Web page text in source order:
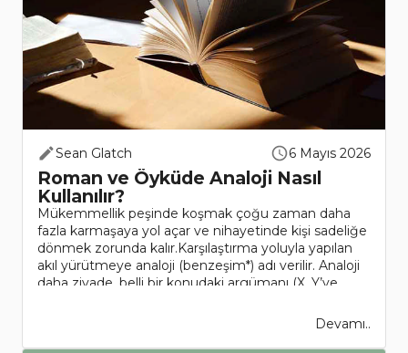
Sean Glatch 6 Mayıs 2026
Roman ve Öyküde Analoji Nasıl
Kullanılır?
Mükemmellik peşinde koşmak çoğu zaman daha
fazla karmaşaya yol açar ve nihayetinde kişi sadeliğe
dönmek zorunda kalır.Karşılaştırma yoluyla yapılan
akıl yürütmeye analoji (benzeşim*) adı verilir. Analoji
daha ziyade, belli bir konudaki argümanı (X, Y’ye
Devamı..